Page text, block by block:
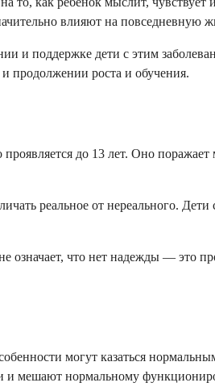
влияют на повседневную
и поддержке дети с этим
продолжении роста и обучения.
до 13 лет. Оно поражает
реальное от нереального.
что нет надежды — это
могут казаться
и мешают нормальному